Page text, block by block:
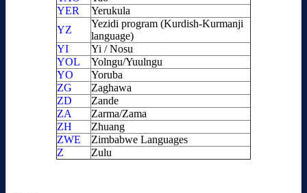
YER
Yerukula
YZ
Yezidi program (Kurdish-Kurmanji
language)
YI
Yi / Nosu
YOL
Yolngu/Yuulngu
YO
Yoruba
ZG
Zaghawa
ZD
Zande
ZA
Zarma/Zama
ZH
Zhuang
ZWE
Zimbabwe Languages
Z
Zulu